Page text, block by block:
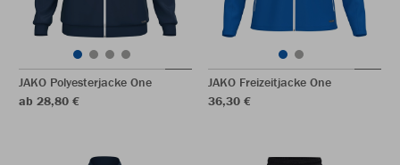
JAKO Polyesterjacke One
ab 28,80 €
JAKO Freizeitjacke One
36,30 €